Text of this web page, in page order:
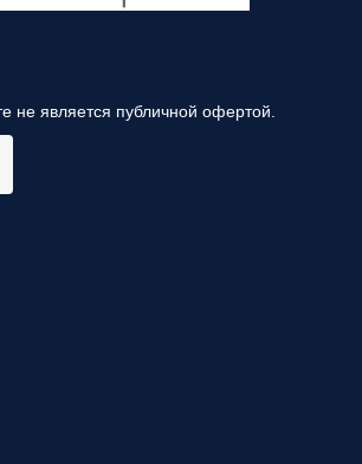
не является публичной офертой.